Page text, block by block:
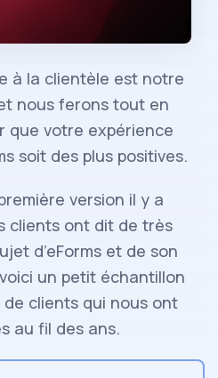
à la clientèle est notre
nous ferons tout en
que votre expérience
soit des plus positives.
version il y a
clients ont dit de très
d’eForms et de son
un petit échantillon
clients qui nous ont
au fil des ans.